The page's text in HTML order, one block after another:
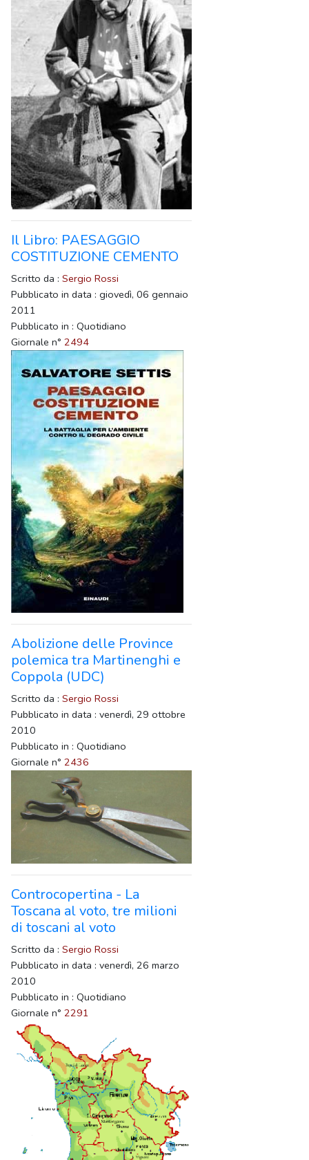
Il Libro: PAESAGGIO
COSTITUZIONE CEMENTO
Scritto da : Sergio Rossi
Pubblicato in data : giovedì, 06 gennaio
2011
Pubblicato in : Quotidiano
Giornale n° 2494
Abolizione delle Province
polemica tra Martinenghi e
Coppola (UDC)
Scritto da : Sergio Rossi
Pubblicato in data : venerdì, 29 ottobre
2010
Pubblicato in : Quotidiano
Giornale n° 2436
Controcopertina - La
Toscana al voto, tre milioni
di toscani al voto
Scritto da : Sergio Rossi
Pubblicato in data : venerdì, 26 marzo
2010
Pubblicato in : Quotidiano
Giornale n° 2291